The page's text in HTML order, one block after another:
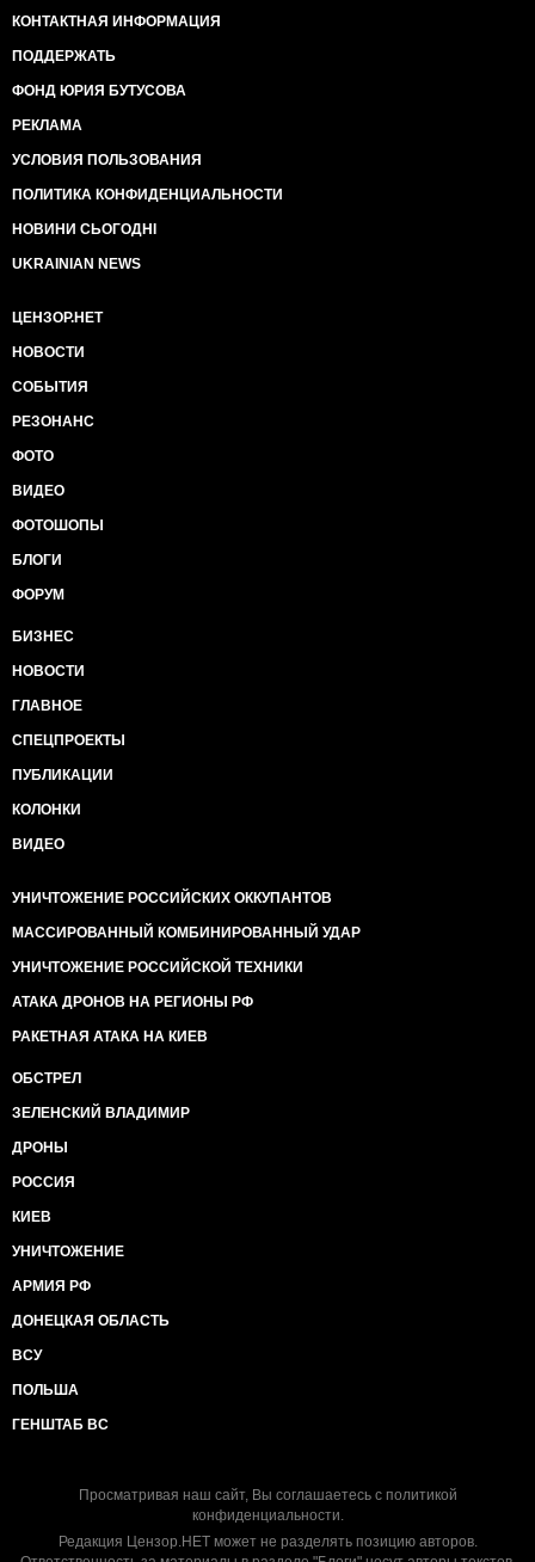
КОНТАКТНАЯ ИНФОРМАЦИЯ
ПОДДЕРЖАТЬ
ФОНД ЮРИЯ БУТУСОВА
РЕКЛАМА
УСЛОВИЯ ПОЛЬЗОВАНИЯ
ПОЛИТИКА КОНФИДЕНЦИАЛЬНОСТИ
НОВИНИ СЬОГОДНІ
UKRAINIAN NEWS
ЦЕНЗОР.НЕТ
НОВОСТИ
СОБЫТИЯ
РЕЗОНАНС
ФОТО
ВИДЕО
ФОТОШОПЫ
БЛОГИ
ФОРУМ
БИЗНЕС
НОВОСТИ
ГЛАВНОЕ
СПЕЦПРОЕКТЫ
ПУБЛИКАЦИИ
КОЛОНКИ
ВИДЕО
УНИЧТОЖЕНИЕ РОССИЙСКИХ ОККУПАНТОВ
МАССИРОВАННЫЙ КОМБИНИРОВАННЫЙ УДАР
УНИЧТОЖЕНИЕ РОССИЙСКОЙ ТЕХНИКИ
АТАКА ДРОНОВ НА РЕГИОНЫ РФ
РАКЕТНАЯ АТАКА НА КИЕВ
ОБСТРЕЛ
ЗЕЛЕНСКИЙ ВЛАДИМИР
ДРОНЫ
РОССИЯ
КИЕВ
УНИЧТОЖЕНИЕ
АРМИЯ РФ
ДОНЕЦКАЯ ОБЛАСТЬ
ВСУ
ПОЛЬША
ГЕНШТАБ ВС
Просматривая наш сайт, Вы соглашаетесь с политикой
конфиденциальности.
Редакция Цензор.НЕТ может не разделять позицию авторов.